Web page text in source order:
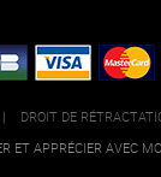
|
DROIT DE
ET APPRÉCIER AVEC